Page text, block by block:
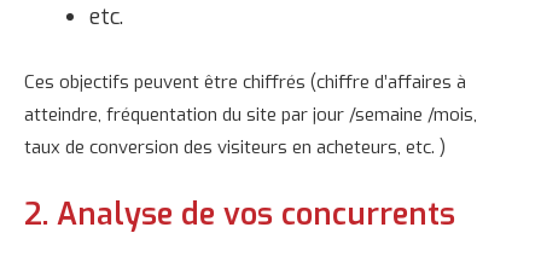
etc.
Ces objectifs peuvent être chiffrés (chiffre d’affaires à
atteindre, fréquentation du site par jour /semaine /mois,
taux de conversion des visiteurs en acheteurs, etc. )
2. Analyse de vos concurrents